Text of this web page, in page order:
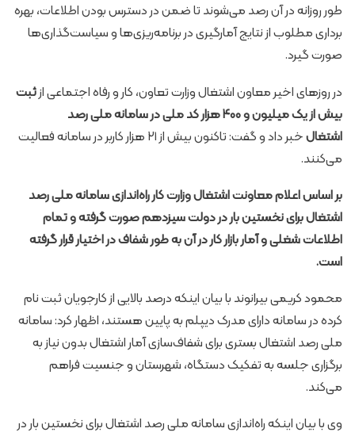
طور روزانه در آن رصد می‌شوند تا ضمن در دسترس بودن اطلاعات، بهره
برداری مطلوب از نتایج آمارگیری در برنامه‌ریزی‌ها و سیاست‌گذاری‌ها
صورت گیرد.
در روزهای اخیر معاون اشتغال وزارت تعاون، کار و رفاه اجتماعی ازثبت
بیش از یک میلیون و ۴۰۰ هزار کد ملی در سامانه ملی رصد
اشتغال
خبر داد و گفت: تاکنون بیش از ۲۱ هزار کاربر در سامانه فعالیت
می‌کنند.
بر اساس اعلام معاونت اشتغال وزارت کار راه‌اندازی سامانه ملی رصد
اشتغال برای نخستین بار در دولت سیزدهم صورت گرفته و تمام
اطلاعات شغلی و آمار بازار کار در آن به طور شفاف در اختیار قرار گرفته
است.
محمود کریمی بیرانوند با بیان اینکه درصد بالایی از کارجویان ثبت نام
کرده در سامانه دارای مدرک دیپلم به پایین هستند، اظهار کرد: سامانه
ملی رصد اشتغال بستری برای شفاف‌سازی آمار اشتغال بدون نیاز به
برگزاری جلسه به تفکیک دستگاه، شهرستان و جنسیت فراهم
می‌کند.
وی با بیان اینکه راه‌اندازی سامانه ملی رصد اشتغال برای نخستین بار در